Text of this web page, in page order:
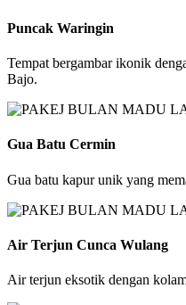
Puncak Waringin
Tempat bergambar ikonik
Bajo.
Gua Batu Cermin
Gua batu kapur unik yang
Air Terjun Cunca Wulang
Air terjun eksotik dengan